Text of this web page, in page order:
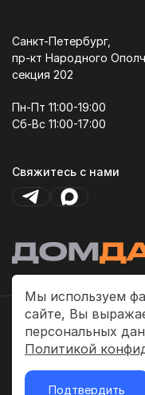
Мы используем
сайте, Вы
персональных
Политикой
Подтвердить
Санкт-Петербург,
пр-кт Народного
секция 202
Пн-Пт 11:00-19:00
Сб-Вс 11:00-17:00
Свяжитесь с нами
Политика платежей
Политика